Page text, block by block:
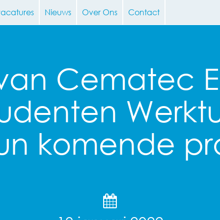
Nieuws Over Ons Contact
Cematec
komende